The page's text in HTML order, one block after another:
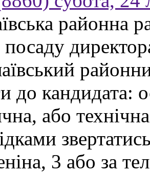
районна
посаду
до кандидата:
або
3 або за